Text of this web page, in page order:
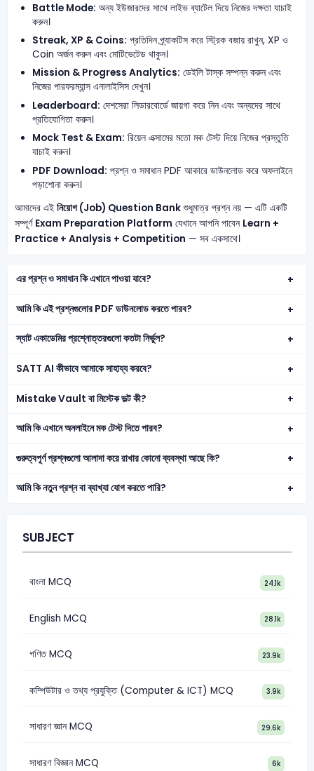
Battle Mode: অন্য ইউজারদের সাথে লাইভ ব্যাটেল দিয়ে নিজের দক্ষতা যাচাই
করুন।
Streak, XP & Coins: প্রতিদিন প্র্যাকটিস করে স্ট্রিক বজায় রাখুন, XP ও
Coin অর্জন করুন এবং মোটিভেটেড থাকুন।
Mission & Progress Analytics: ডেইলি টাস্ক সম্পন্ন করুন এবং
নিজের পারফরম্যান্স এনালাইসিস দেখুন।
Leaderboard: দেশসেরা লিডারবোর্ডে জায়গা করে নিন এবং অন্যদের সাথে
প্রতিযোগিতা করুন।
Mock Test & Exam: রিয়েল এক্সামের মতো মক টেস্ট দিয়ে নিজের প্রস্তুতি
যাচাই করুন।
PDF Download: প্রশ্ন ও সমাধান PDF আকারে ডাউনলোড করে অফলাইনে
পড়াশোনা করুন।
আমাদের এই নিয়োগ (Job) Question Bankশুধুমাত্র প্রশ্ন নয় — এটি একটি
সম্পূর্ণ Exam Preparation Platform যেখানে আপনি পাবেন Learn +
Practice + Analysis + Competition — সব একসাথে।
এর প্রশ্ন ও সমাধান কি এখানে পাওয়া যাবে?
আমি কি এই প্রশ্নগুলোর PDF ডাউনলোড করতে পারব?
স্যাট একাডেমির প্রশ্নোত্তরগুলো কতটা নির্ভুল?
SATT AI কীভাবে আমাকে সাহায্য করবে?
Mistake Vault বা মিস্টেক ভল্ট কী?
আমি কি এখানে অনলাইনে মক টেস্ট দিতে পারব?
গুরুত্বপূর্ণ প্রশ্নগুলো আলাদা করে রাখার কোনো ব্যবস্থা আছে কি?
আমি কি নতুন প্রশ্ন বা ব্যাখ্যা যোগ করতে পারি?
SUBJECT
বাংলা MCQ 24.1k
English MCQ 28.1k
গণিত MCQ 23.9k
কম্পিউটার ও তথ্য প্রযুক্তি (Computer & ICT) MCQ 3.9k
সাধারণ জ্ঞান MCQ 29.6k
সাধারণ বিজ্ঞান MCQ 6k